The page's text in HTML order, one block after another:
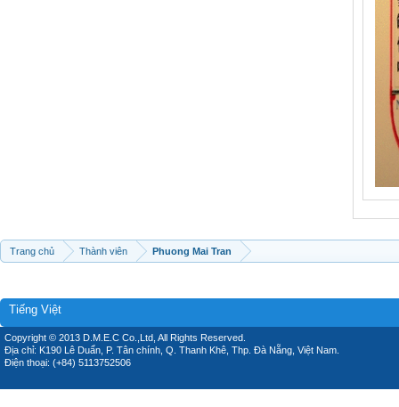
Trang chủ Thành viên Phuong Mai Tran
Tiếng Việt
Copyright © 2013 D.M.E.C Co.,Ltd, All Rights Reserved.
Địa chỉ: K190 Lê Duẩn, P. Tân chính, Q. Thanh Khê, Thp. Đà Nẵng, Việt Nam.
Điện thoại: (+84) 5113752506